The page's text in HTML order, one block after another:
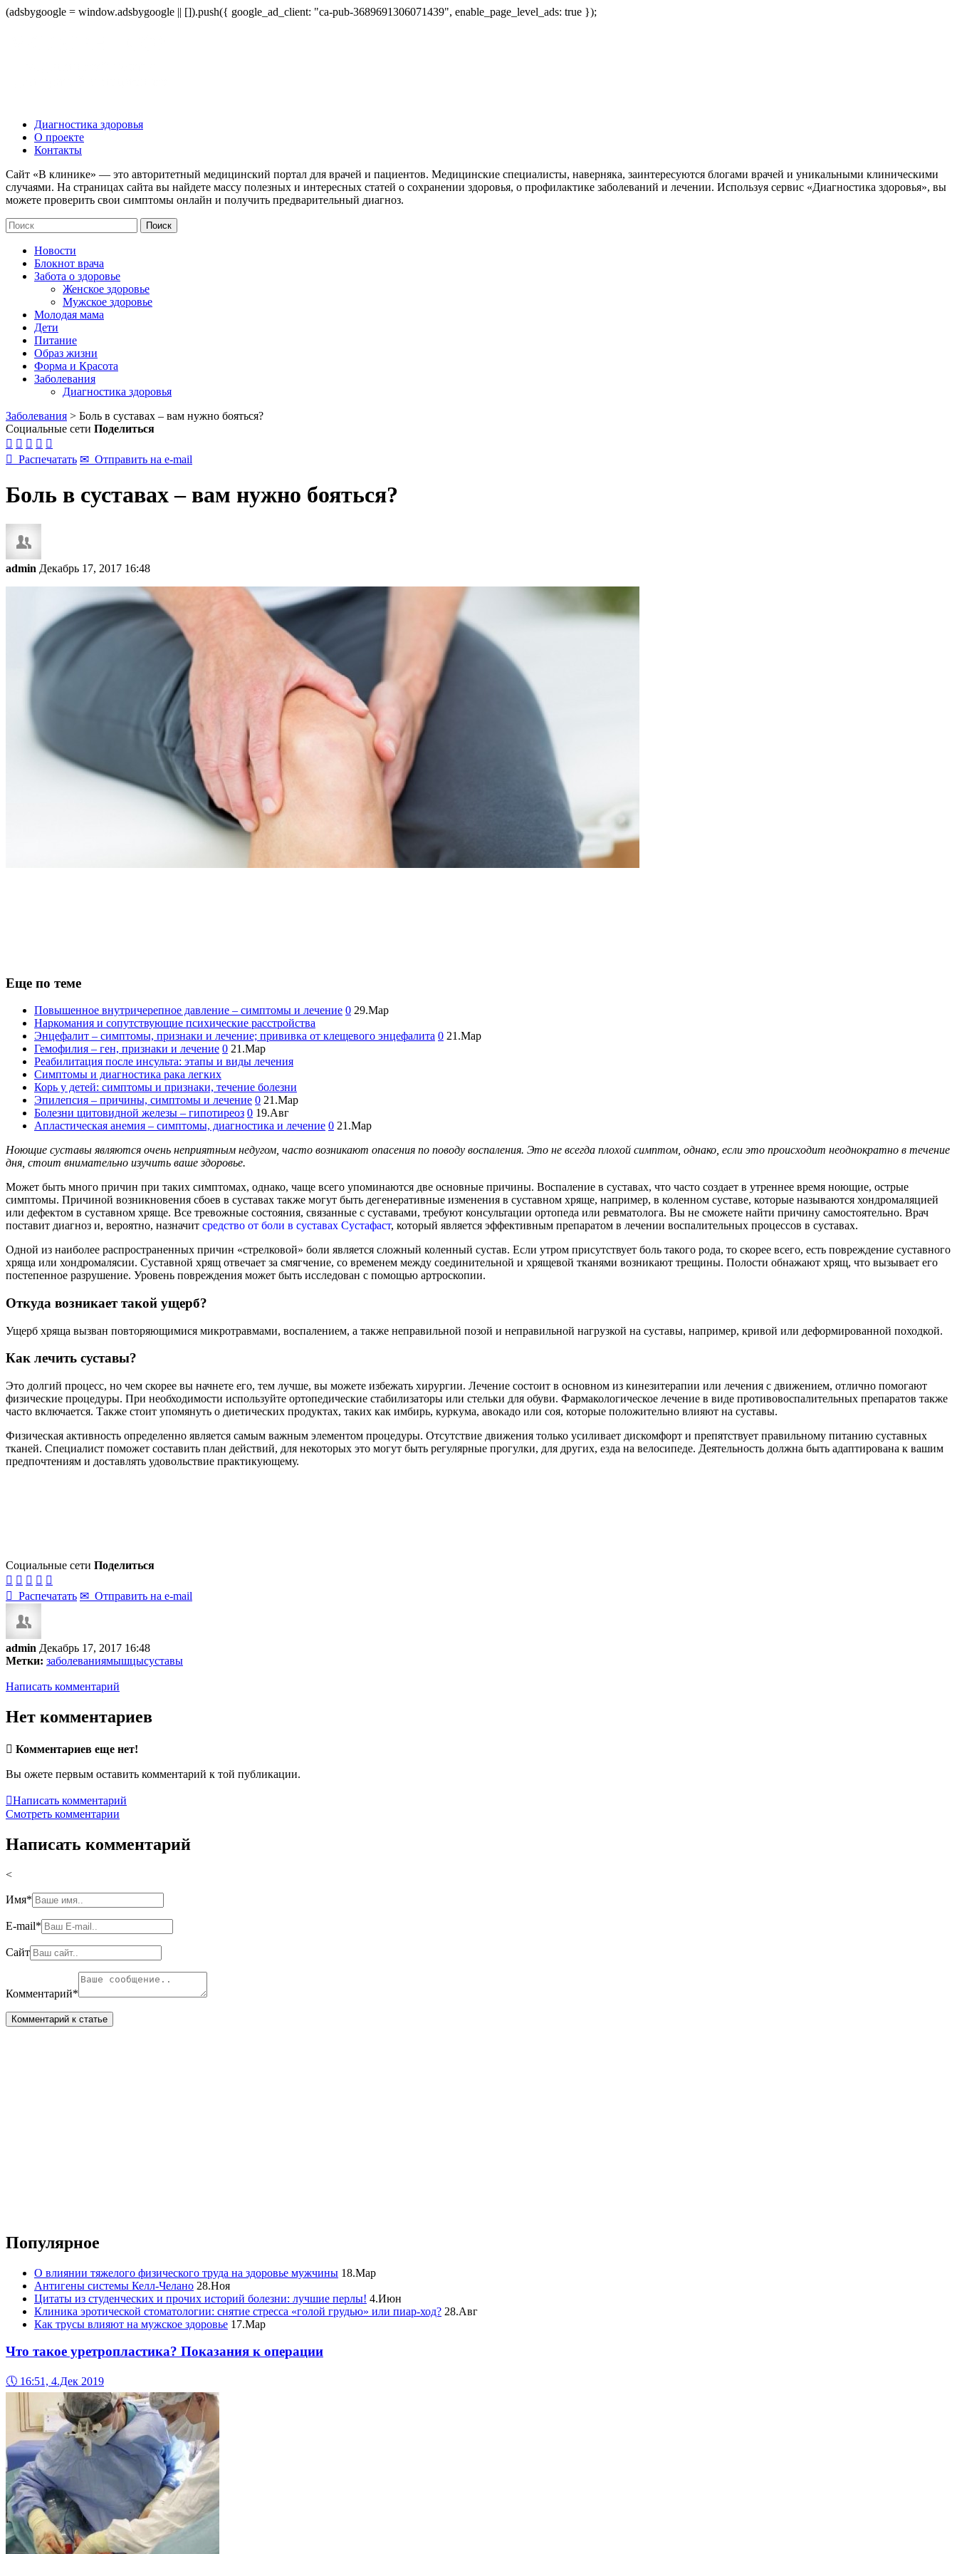
(adsbygoogle = window.adsbygoogle || []).push({ google_ad_client: "ca-pub-3689691306071439", enable_page_level_ads: true });
Диагностика здоровья
О проекте
Контакты
Сайт «В клинике» — это авторитетный медицинский портал для врачей и пациентов. Медицинские специалисты, наверняка, заинтересуются блогами врачей и уникальными клиническими
случаями. На страницах сайта вы найдете массу полезных и интересных статей о сохранении здоровья, о профилактике заболеваний и лечении. Используя сервис «Диагностика здоровья», вы
можете проверить свои симптомы онлайн и получить предварительный диагноз.
Новости
Блокнот врача
Забота о здоровье
Женское здоровье
Мужское здоровье
Молодая мама
Дети
Питание
Образ жизни
Форма и Красота
Заболевания
Диагностика здоровья
Заболевания > Боль в суставах – вам нужно бояться?
Социальные сети Поделиться
    
 Распечатать ✉ Отправить на e-mail
Боль в суставах – вам нужно бояться?
admin Декабрь 17, 2017 16:48
Еще по теме
Повышенное внутричерепное давление – симптомы и лечение 0 29.Мар
Наркомания и сопутствующие психические расстройства
Энцефалит – симптомы, признаки и лечение; прививка от клещевого энцефалита 0 21.Мар
Гемофилия – ген, признаки и лечение 0 21.Мар
Реабилитация после инсульта: этапы и виды лечения
Симптомы и диагностика рака легких
Корь у детей: симптомы и признаки, течение болезни
Эпилепсия – причины, симптомы и лечение 0 21.Мар
Болезни щитовидной железы – гипотиреоз 0 19.Авг
Апластическая анемия – симптомы, диагностика и лечение 0 21.Мар
Ноющие суставы являются очень неприятным недугом, часто возникают опасения по поводу воспаления. Это не всегда плохой симптом, однако, если это происходит неоднократно в течение
дня, стоит внимательно изучить ваше здоровье.
Может быть много причин при таких симптомах, однако, чаще всего упоминаются две основные причины. Воспаление в суставах, что часто создает в утреннее время ноющие, острые
симптомы. Причиной возникновения сбоев в суставах также могут быть дегенеративные изменения в суставном хряще, например, в коленном суставе, которые называются хондромаляцией
или дефектом в суставном хряще. Все тревожные состояния, связанные с суставами, требуют консультации ортопеда или ревматолога. Вы не сможете найти причину самостоятельно. Врач
поставит диагноз и, вероятно, назначит средство от боли в суставах Сустафаст, который является эффективным препаратом в лечении воспалительных процессов в суставах.
Одной из наиболее распространенных причин «стрелковой» боли является сложный коленный сустав. Если утром присутствует боль такого рода, то скорее всего, есть повреждение суставного
хряща или хондромалясии. Суставной хрящ отвечает за смягчение, со временем между соединительной и хрящевой тканями возникают трещины. Полости обнажают хрящ, что вызывает его
постепенное разрушение. Уровень повреждения может быть исследован с помощью артроскопии.
Откуда возникает такой ущерб?
Ущерб хряща вызван повторяющимися микротравмами, воспалением, а также неправильной позой и неправильной нагрузкой на суставы, например, кривой или деформированной походкой.
Как лечить суставы?
Это долгий процесс, но чем скорее вы начнете его, тем лучше, вы можете избежать хирургии. Лечение состоит в основном из кинезитерапии или лечения с движением, отлично помогают
физические процедуры. При необходимости используйте ортопедические стабилизаторы или стельки для обуви. Фармакологическое лечение в виде противовоспалительных препаратов также
часто включается. Также стоит упомянуть о диетических продуктах, таких как имбирь, куркума, авокадо или соя, которые положительно влияют на суставы.
Физическая активность определенно является самым важным элементом процедуры. Отсутствие движения только усиливает дискомфорт и препятствует правильному питанию суставных
тканей. Специалист поможет составить план действий, для некоторых это могут быть регулярные прогулки, для других, езда на велосипеде. Деятельность должна быть адаптирована к вашим
предпочтениям и доставлять удовольствие практикующему.
Социальные сети Поделиться
    
 Распечатать ✉ Отправить на e-mail
admin Декабрь 17, 2017 16:48
Метки: заболеваниямышцысуставы
Написать комментарий
Нет комментариев
 Комментариев еще нет!
Вы ожете первым оставить комментарий к той публикации.
Написать комментарий
Смотреть комментарии
Написать комментарий
<
Имя*
E-mail*
Сайт
Комментарий*
Популярное
О влиянии тяжелого физического труда на здоровье мужчины 18.Мар
Антигены системы Келл-Челано 28.Ноя
Цитаты из студенческих и прочих историй болезни: лучшие перлы! 4.Июн
Клиника эротической стоматологии: снятие стресса «голой грудью» или пиар-ход? 28.Авг
Как трусы влияют на мужское здоровье 17.Мар
Что такое уретропластика? Показания к операции
🕔 16:51, 4.Дек 2019